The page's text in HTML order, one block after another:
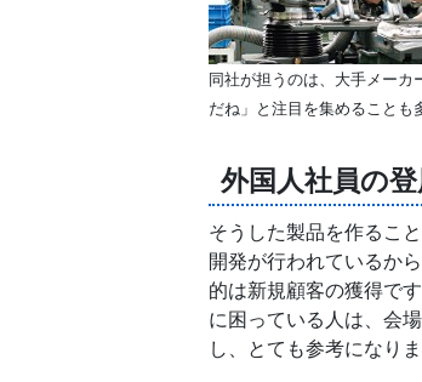
同社が担うのは、大手メー
だね」と注目を集めることも
外国人社員の
そうした製品を作るこ
開発が行われているか
的は新規顧客の獲得で
に困っている人は、会
し、とても参考になりま